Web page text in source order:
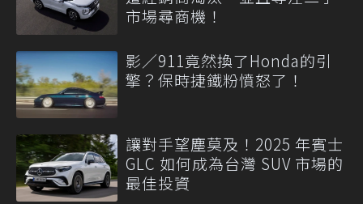
市場尋商機！
影／911竟然換了Honda的引
擎？保時捷鐵粉憤怒了！
讓對手望塵莫及！2025 年賓士
GLC 如何成為台灣 SUV 市場的
最佳投資